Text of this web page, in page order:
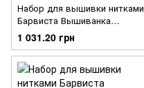
Набор для вышивки нитками
Барвиста Вышиванка
заготовки женского платья –
вышиванки Сокальская роза
ПЛ118кМннннi
1 031.20 грн